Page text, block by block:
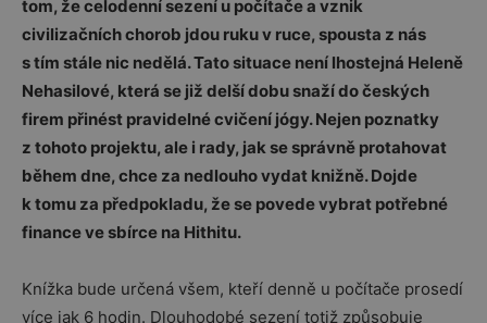
tom, že celodenní sezení u počítače a vznik
civilizačních chorob jdou ruku v ruce, spousta z nás
s tím stále nic nedělá. Tato situace není lhostejná Heleně
Nehasilové, která se již delší dobu snaží do českých
firem přinést pravidelné cvičení jógy. Nejen poznatky
z tohoto projektu, ale i rady, jak se správně protahovat
během dne, chce za nedlouho vydat knižně. Dojde
k tomu za předpokladu, že se povede vybrat potřebné
finance ve sbírce na Hithitu.
Knížka bude určená všem, kteří denně u počítače prosedí
více jak 6 hodin. Dlouhodobé sezení totiž způsobuje